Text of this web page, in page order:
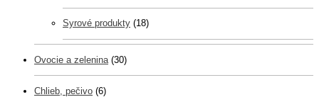
Syrové produkty (18)
Ovocie a zelenina (30)
Chlieb, pečivo (6)